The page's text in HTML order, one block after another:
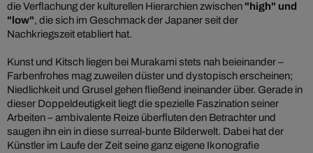
die Verflachung der kulturellen Hierarchien zwischen "high" und
"low", die sich im Geschmack der Japaner seit der
Nachkriegszeit etabliert hat.
Kunst und Kitsch liegen bei Murakami stets nah beieinander –
Farbenfrohes mag zuweilen düster und dystopisch erscheinen;
Niedlichkeit und Grusel gehen fließend ineinander über. Gerade in
dieser Doppeldeutigkeit liegt die spezielle Faszination seiner
Arbeiten – ambivalente Reize überfluten den Betrachter und
saugen ihn ein in diese surreal-bunte Bilderwelt. Dabei hat der
Künstler im Laufe der Zeit seine ganz eigene Ikonografie